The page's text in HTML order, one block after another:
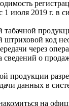
1 июля 2019 г. в
табачной
штриховой код
через
сведений о
продукции
данных в
на